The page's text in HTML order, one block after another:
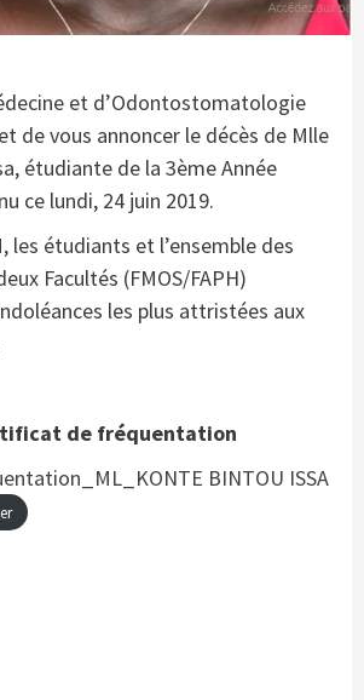
et d’Odontostomatologie
de vous annoncer le décès de Mlle
étudiante de la 3ème Année
ce lundi, 24 juin 2019.
les étudiants et l’ensemble des
Facultés (FMOS/FAPH)
les plus attristées aux
de fréquentation
BINTOU ISSA